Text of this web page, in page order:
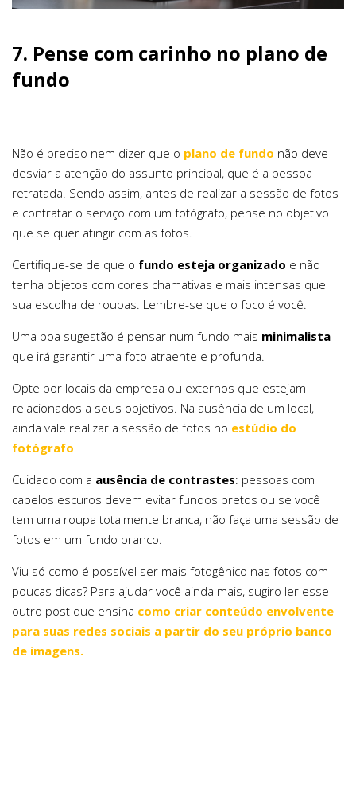
7. Pense com carinho no plano de
fundo
Não é preciso nem dizer que o plano de fundo não deve
desviar a atenção do assunto principal, que é a pessoa
retratada. Sendo assim, antes de realizar a sessão de fotos
e contratar o serviço com um fotógrafo, pense no objetivo
que se quer atingir com as fotos.
Certifique-se de que o fundo esteja organizado e não
tenha objetos com cores chamativas e mais intensas que
sua escolha de roupas. Lembre-se que o foco é você.
Uma boa sugestão é pensar num fundo mais minimalista
que irá garantir uma foto atraente e profunda.
Opte por locais da empresa ou externos que estejam
relacionados a seus objetivos. Na ausência de um local,
ainda vale realizar a sessão de fotos no estúdio do
fotógrafo.
Cuidado com a ausência de contrastes: pessoas com
cabelos escuros devem evitar fundos pretos ou se você
tem uma roupa totalmente branca, não faça uma sessão de
fotos em um fundo branco.
Viu só como é possível ser mais fotogênico nas fotos com
poucas dicas? Para ajudar você ainda mais, sugiro ler esse
outro post que ensina como criar conteúdo envolvente
para suas redes sociais a partir do seu próprio banco
de imagens.